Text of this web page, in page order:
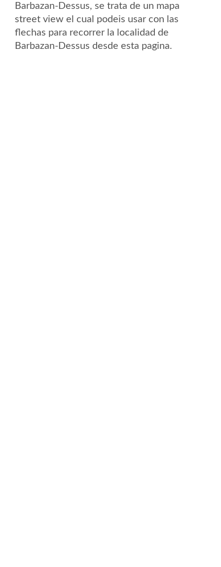
Barbazan-Dessus, se trata de un mapa
street view el cual podeis usar con las
flechas para recorrer la localidad de
Barbazan-Dessus desde esta pagina.